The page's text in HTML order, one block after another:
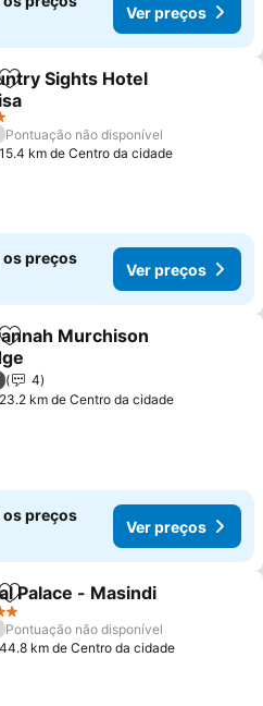
Ver preços
Adicionar aos favoritos
Sights Hotel
Pontuação não disponível
km de Centro da cidade
os preços
Ver preços
Adicionar aos favoritos
Murchison
4
km de Centro da cidade
os preços
Ver preços
Adicionar aos favoritos
Palace - Masindi
Pontuação não disponível
km de Centro da cidade